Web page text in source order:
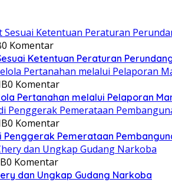
0 Komentar
Ketentuan Peraturan
0 Komentar
Pertanahan melalui Pelaporan
0 Komentar
Pemerataan
0 Komentar
dan Ungkap Gudang Narkoba